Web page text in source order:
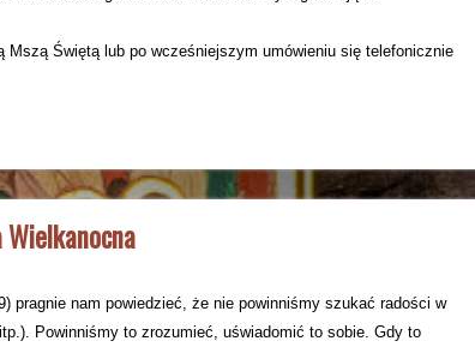
Mszą Świętą lub po wcześniejszym umówieniu się telefonicznie
pragnie nam powiedzieć, że nie powinniśmy szukać radości w
Powinniśmy to zrozumieć, uświadomić to sobie. Gdy to